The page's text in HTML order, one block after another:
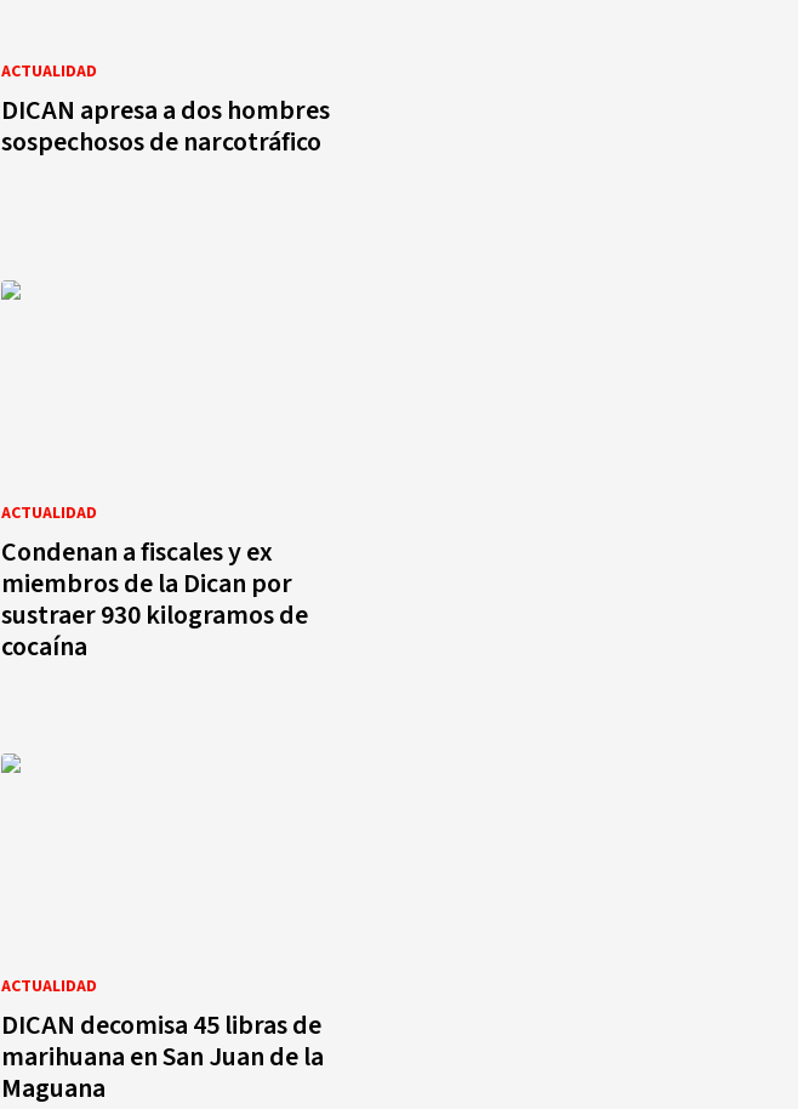
ACTUALIDAD
DICAN apresa a dos hombres
sospechosos de narcotráfico
ACTUALIDAD
Condenan a fiscales y ex
miembros de la Dican por
sustraer 930 kilogramos de
cocaína
ACTUALIDAD
DICAN decomisa 45 libras de
marihuana en San Juan de la
Maguana